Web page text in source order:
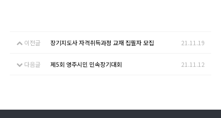
이전글 장기지도사 자격취득과정 교재 집필자 모집 21.11.19
다음글 제5회 영주시민 민속장기대회 21.11.12